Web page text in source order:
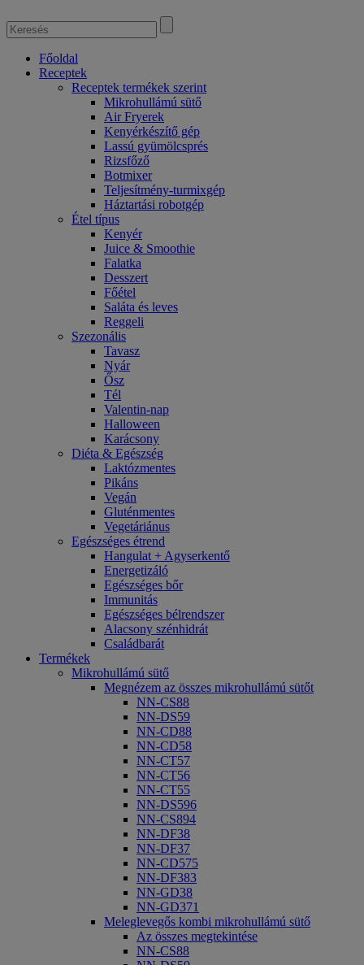
Főoldal
Receptek
Receptek termékek szerint
Mikrohullámú sütő
Air Fryerek
Kenyérkészítő gép
Lassú gyümölcsprés
Rizsfőző
Botmixer
Teljesítmény-turmixgép
Háztartási robotgép
Étel típus
Kenyér
Juice & Smoothie
Falatka
Desszert
Főétel
Saláta és leves
Reggeli
Szezonális
Tavasz
Nyár
Ősz
Tél
Valentin-nap
Halloween
Karácsony
Diéta & Egészség
Laktózmentes
Pikáns
Vegán
Gluténmentes
Vegetáriánus
Egészséges étrend
Hangulat + Agyserkentő
Energetizáló
Egészséges bőr
Immunitás
Egészséges bélrendszer
Alacsony szénhidrát
Családbarát
Termékek
Mikrohullámú sütő
Megnézem az összes mikrohullámú sütőt
NN-CS88
NN-DS59
NN-CD88
NN-CD58
NN-CT57
NN-CT56
NN-CT55
NN-DS596
NN-CS894
NN-DF38
NN-DF37
NN-CD575
NN-DF383
NN-GD38
NN-GD371
Meleglevegős kombi mikrohullámú sütő
Az összes megtekintése
NN-CS88